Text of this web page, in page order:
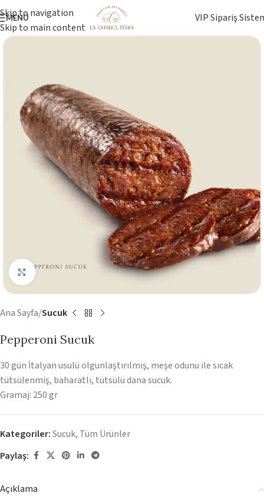
Skip to navigation
Skip to main content
MENÜ VIP Sipariş
Görüntüyü Büyüt
Ana Sayfa Sucuk
Pepperoni Sucuk
30 gün İtalyan usulü olgunlaştırılmış, meşe odunu ile sıcak
tütsülenmiş, baharatlı, tütsülü dana sucuk.
Gramaj: 250 gr
Kategoriler:Sucuk, Tüm Ürünler
Paylaş:
Açıklama